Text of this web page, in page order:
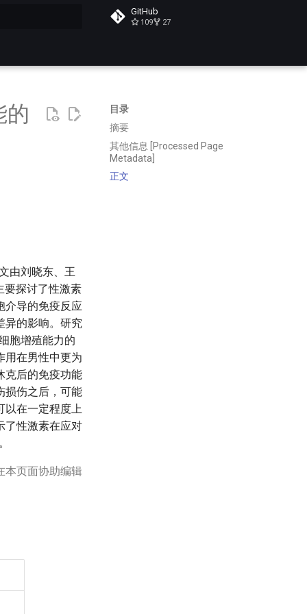
GitHub
109 27
目录
摘要
其他信息 [Processed Page
Metadata]
正文
的
由刘晓东、王
要探讨了性激素
介导的免疫反应
异的影响。研究
胞增殖能力的
用在男性中更为
克后的免疫功能
损伤之后，可能
以在一定程度上
了性激素在应对
本页面协助编辑